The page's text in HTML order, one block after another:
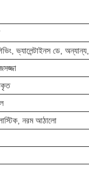
ভ্যালেন্টাইনস ডে,
নরম আঠালো